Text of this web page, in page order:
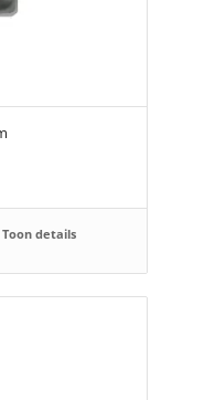
Toon details